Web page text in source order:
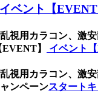
イベント【EVENT
視用カラコン、
】
イベント
視用カラコン、
ンペーンスタート